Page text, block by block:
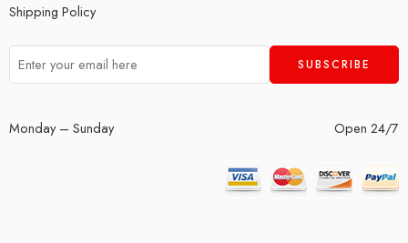
Shipping Policy
Monday – Sunday Open 24/7